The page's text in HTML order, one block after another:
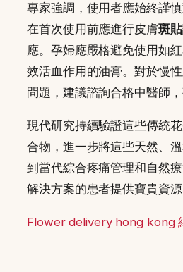
專家強調，使用者應始終謹慎
在首次使用前應進行皮膚斑
應。孕婦應嚴格避免使用如
效活血作用的油膏。對於慢
問題，建議諮詢合格中醫師，
現代研究持續驗證這些傳統
合物，進一步將這些天然、
到當代綜合疼痛管理和自然
解決方案的患者提供寶貴資源
Flower delivery hong kong